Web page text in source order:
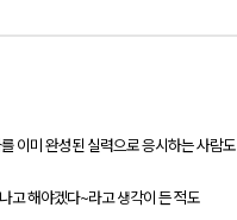
이미 완성된 실력으로 응시하는 사람도
고 해야겠다~라고 생각이 든 적도